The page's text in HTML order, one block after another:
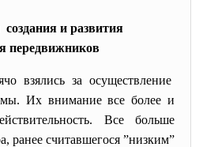
и развития
передвижников
взялись за осуществление
Их внимание все более и
Все больше
ранее считавшегося ”низким”